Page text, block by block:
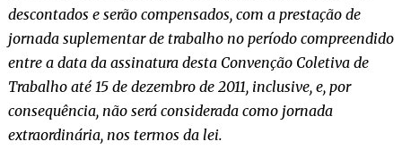
descontados e serão compensados, com a prestação de
jornada suplementar de trabalho no período compreendido
entre a data da assinatura desta Convenção Coletiva de
Trabalho até 15 de dezembro de 2011, inclusive, e, por
consequência, não será considerada como jornada
extraordinária, nos termos da lei.